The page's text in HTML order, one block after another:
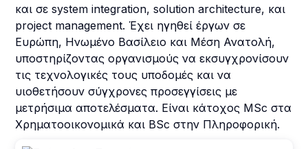
και σε system integration, solution architecture, και
project management. Έχει ηγηθεί έργων σε
Ευρώπη, Ηνωμένο Βασίλειο και Μέση Ανατολή,
υποστηρίζοντας οργανισμούς να εκσυγχρονίσουν
τις τεχνολογικές τους υποδομές και να
υιοθετήσουν σύγχρονες προσεγγίσεις με
μετρήσιμα αποτελέσματα. Είναι κάτοχος MSc στα
Χρηματοοικονομικά και BSc στην Πληροφορική.